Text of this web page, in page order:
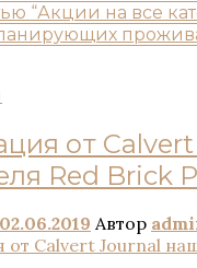
“Акции на все
от
Red Brick
02.06.2019 Автор